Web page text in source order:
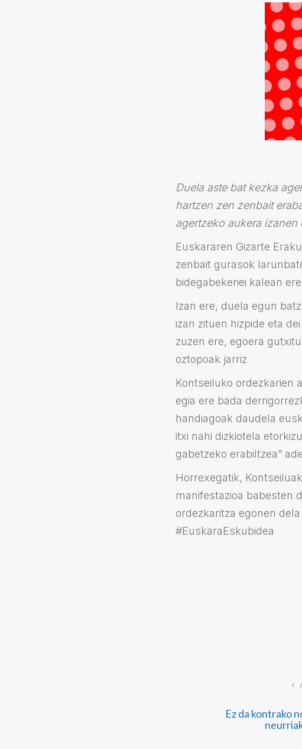
Duela aste bat kezka
hartzen zen zenbait
agertzeko aukera izanen
Euskararen Gizarte
zenbait gurasok
bidegabekeriei kalean
Izan ere, duela egun
izan zituen hizpide eta
zuzen ere, egoera
oztopoak jarriz
Kontseiluko ordezkarien
egia ere bada
handiagoak daudela
itxi nahi dizkiotela
gabetzeko erabiltzea”
Horrexegatik,
manifestazioa babesten
ordezkaritza egonen
#EuskaraEskubidea
Ez da kontrako